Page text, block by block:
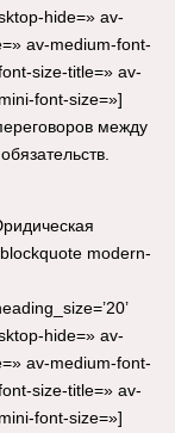
hide=» av-
av-medium-font-
size-title=» av-
font-size=»]
между
modern-
hide=» av-
av-medium-font-
size-title=» av-
font-size=»]